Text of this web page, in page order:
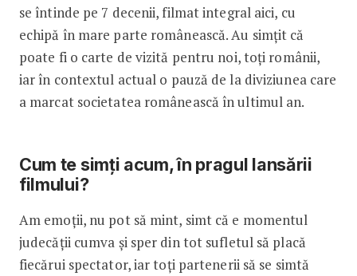
se întinde pe 7 decenii, filmat integral aici, cu
echipă în mare parte românească. Au simțit că
poate fi o carte de vizită pentru noi, toți românii,
iar în contextul actual o pauză de la diviziunea care
a marcat societatea românească în ultimul an.
Cum te simți acum, în pragul lansării
filmului?
Am emoții, nu pot să mint, simt că e momentul
judecății cumva și sper din tot sufletul să placă
fiecărui spectator, iar toți partenerii să se simtă